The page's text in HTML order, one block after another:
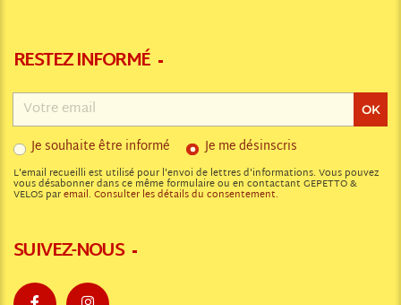
RESTEZ INFORMÉ
Adresse
email OK
Je souhaite être informé Je me désinscris
L'email recueilli est utilisé pour l'envoi de lettres d'informations. Vous pouvez
vous désabonner dans ce même formulaire ou en contactant GEPETTO &
VELOS paremail. Consulter les détails du consentement.
SUIVEZ-NOUS